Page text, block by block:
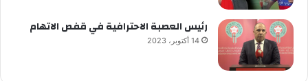
رئيس العصبة الاحترافية في قفص الاتهام
14 أكتوبر، 2023